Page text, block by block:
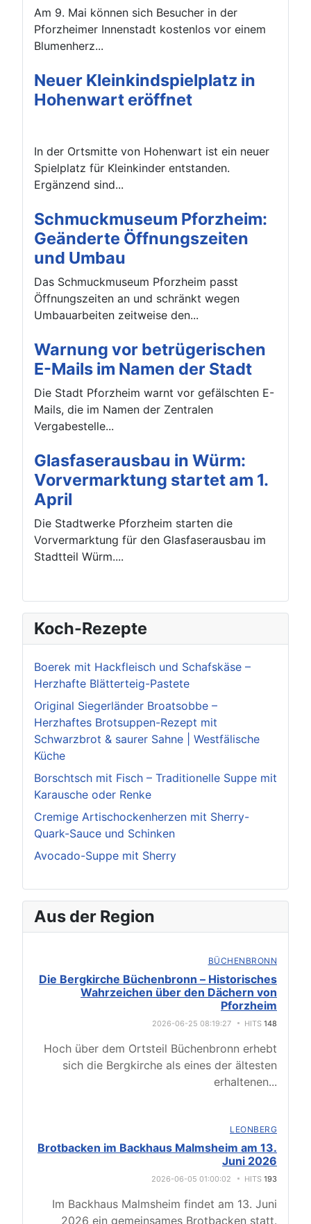
Am 9. Mai können sich Besucher in der
Pforzheimer Innenstadt kostenlos vor einem
Blumenherz...
Neuer Kleinkindspielplatz in
Hohenwart eröffnet
In der Ortsmitte von Hohenwart ist ein neuer
Spielplatz für Kleinkinder entstanden.
Ergänzend sind...
Schmuckmuseum Pforzheim:
Geänderte Öffnungszeiten
und Umbau
Das Schmuckmuseum Pforzheim passt
Öffnungszeiten an und schränkt wegen
Umbauarbeiten zeitweise den...
Warnung vor betrügerischen
E-Mails im Namen der Stadt
Die Stadt Pforzheim warnt vor gefälschten E-
Mails, die im Namen der Zentralen
Vergabestelle...
Glasfaserausbau in Würm:
Vorvermarktung startet am 1.
April
Die Stadtwerke Pforzheim starten die
Vorvermarktung für den Glasfaserausbau im
Stadtteil Würm....
Koch-Rezepte
Boerek mit Hackfleisch und Schafskäse –
Herzhafte Blätterteig-Pastete
Original Siegerländer Broatsobbe –
Herzhaftes Brotsuppen-Rezept mit
Schwarzbrot & saurer Sahne | Westfälische
Küche
Borschtsch mit Fisch – Traditionelle Suppe mit
Karausche oder Renke
Cremige Artischockenherzen mit Sherry-
Quark-Sauce und Schinken
Avocado-Suppe mit Sherry
Aus der Region
BÜCHENBRONN
Die Bergkirche Büchenbronn – Historisches
Wahrzeichen über den Dächern von
Pforzheim
2026-06-25 08:19:27 HITS 148
Hoch über dem Ortsteil Büchenbronn erhebt
sich die Bergkirche als eines der ältesten
erhaltenen...
LEONBERG
Brotbacken im Backhaus Malmsheim am 13.
Juni 2026
2026-06-05 01:00:02 HITS 193
Im Backhaus Malmsheim findet am 13. Juni
2026 ein gemeinsames Brotbacken statt.